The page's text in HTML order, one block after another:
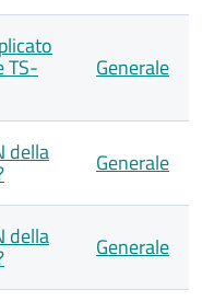
TS- Generale
della Generale
della Generale